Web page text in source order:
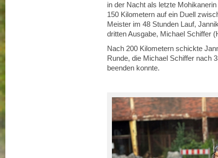
in der Nacht als letzte
150 Kilometern auf ein Duell
Meister im 48 Stunden Lauf,
dritten Ausgabe, Michael Schiffer
Nach 200 Kilometern schickte
Runde, die Michael Schiffer nach
beenden konnte.